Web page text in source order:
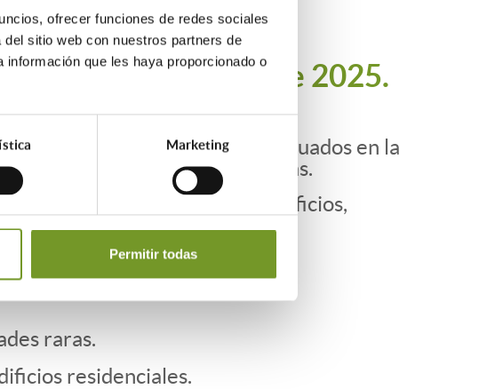
ofrecer funciones de redes sociales
sitio web con nuestros partners de
que les haya proporcionado o
Marketing
Permitir todas
hasta el 7 de julio de 2025.
del acceso a locales situados en la
acceso a piscinas comunitarias.
y elementos comunes en edificios,
raras.
residenciales.